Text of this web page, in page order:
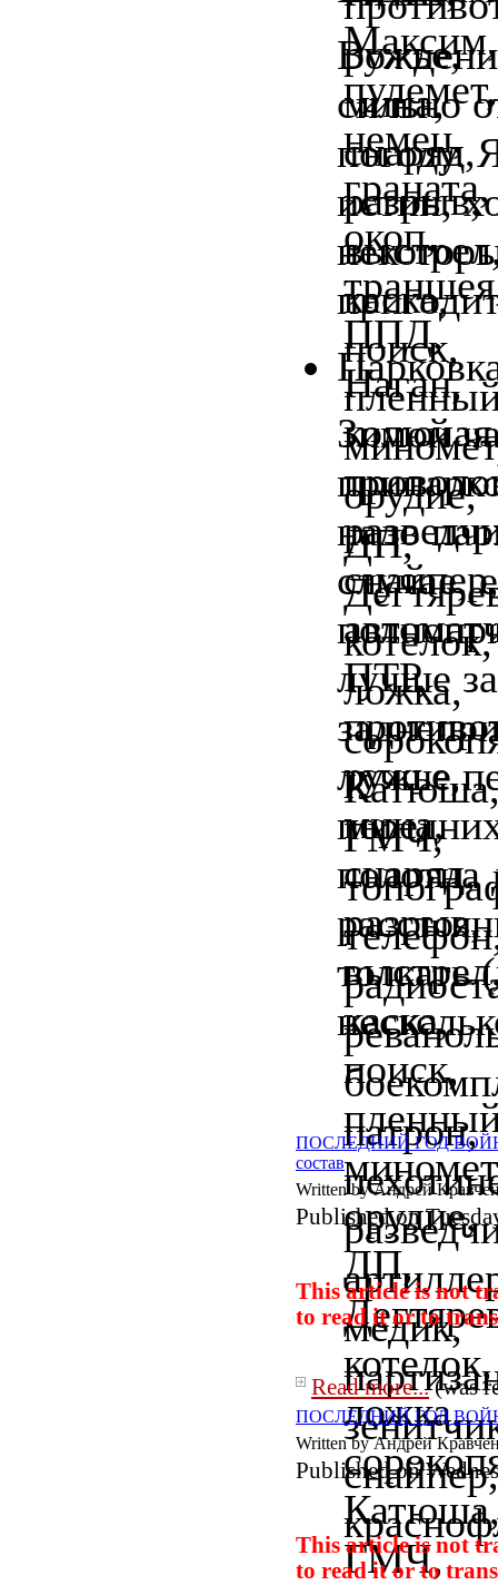
сильно
погоду.
истин,
Зимой
надо
случае,
лучше
лучше
полотна
толкать
ПОСЛЕДНИЙ ГОД ВОЙНЫ:
состав
Written by Андрей
Published on
This article is not
to read it or to
Read more... (was
ПОСЛЕДНИЙ ГОД ВОЙНЫ:
Written by Андрей
Published on
This article is not
to read it or to